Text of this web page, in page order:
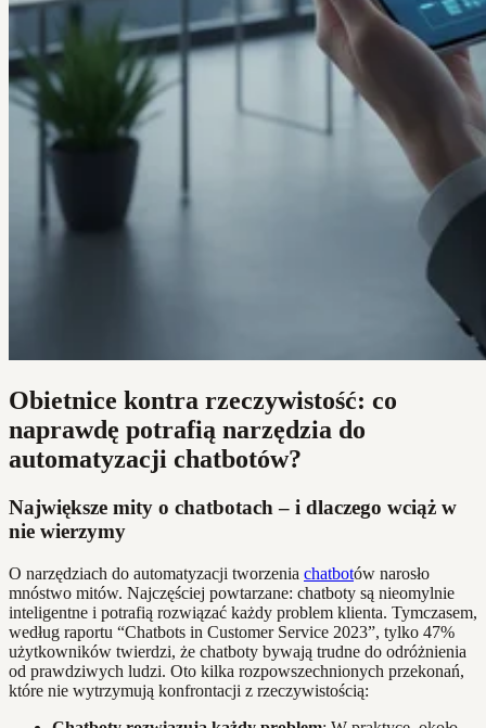
Obietnice kontra rzeczywistość: co
naprawdę potrafią narzędzia do
automatyzacji chatbotów?
Największe mity o chatbotach – i dlaczego wciąż w
nie wierzymy
O narzędziach do automatyzacji tworzenia chatbotów narosło
mnóstwo mitów. Najczęściej powtarzane: chatboty są nieomylnie
inteligentne i potrafią rozwiązać każdy problem klienta. Tymczasem,
według raportu “Chatbots in Customer Service 2023”, tylko 47%
użytkowników twierdzi, że chatboty bywają trudne do odróżnienia
od prawdziwych ludzi. Oto kilka rozpowszechnionych przekonań,
które nie wytrzymują konfrontacji z rzeczywistością: